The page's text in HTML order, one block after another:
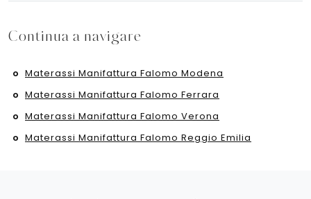
Continua a navigare
Materassi Manifattura Falomo Modena
Materassi Manifattura Falomo Ferrara
Materassi Manifattura Falomo Verona
Materassi Manifattura Falomo Reggio Emilia